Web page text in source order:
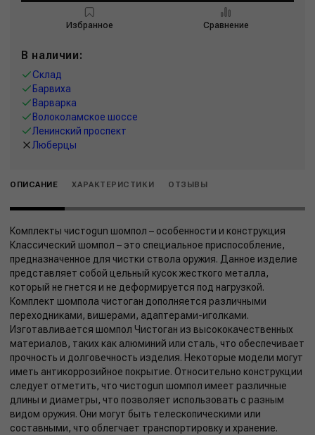
Избранное Сравнение
В наличии:
Склад
Барвиха
Варварка
Волоколамское шоссе
Ленинский проспект
Люберцы
ОПИСАНИЕ ХАРАКТЕРИСТИКИ ОТЗЫВЫ
Комплекты чистоgun шомпол – особенности и конструкция
Классический шомпол – это специальное приспособление,
предназначенное для чистки ствола оружия. Данное изделие
представляет собой цельный кусок жесткого металла,
который не гнется и не деформируется под нагрузкой.
Комплект шомпола чистоган дополняется различными
переходниками, вишерами, адаптерами-иголками.
Изготавливается шомпол Чистоган из высококачественных
материалов, таких как алюминий или сталь, что обеспечивает
прочность и долговечность изделия. Некоторые модели могут
иметь антикоррозийное покрытие. Относительно конструкции
следует отметить, что чистоgun шомпол имеет различные
длины и диаметры, что позволяет использовать с разным
видом оружия. Они могут быть телескопическими или
составными, что облегчает транспортировку и хранение.